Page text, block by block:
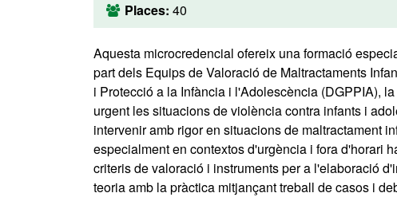
Places: 40
Aquesta microcredencial ofereix una formació
part dels Equips de Valoració de Maltractaments
i Protecció a la Infància i l'Adolescència (DGPPIA),
urgent les situacions de violència contra infants i
intervenir amb rigor en situacions de maltractament
especialment en contextos d'urgència i fora d'horari
criteris de valoració i instruments per a l'elaboració
teoria amb la pràctica mitjançant treball de casos i